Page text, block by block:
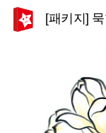
[패키지]